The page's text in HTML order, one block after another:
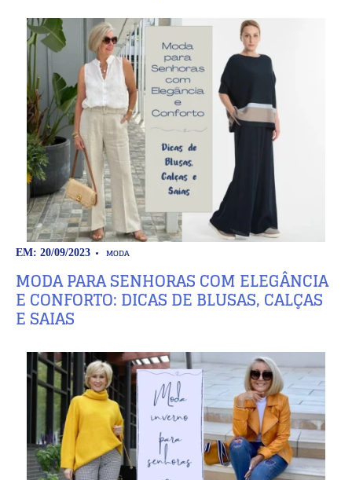
EM: 20/09/2023 MODA
MODA PARA SENHORAS COM ELEGÂNCIA
E CONFORTO: DICAS DE BLUSAS, CALÇAS
E SAIAS